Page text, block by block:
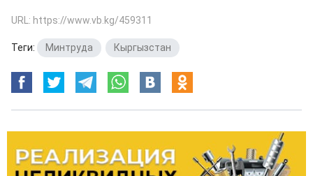
URL: https://www.vb.kg/459311
Теги: Минтруда Кыргызстан